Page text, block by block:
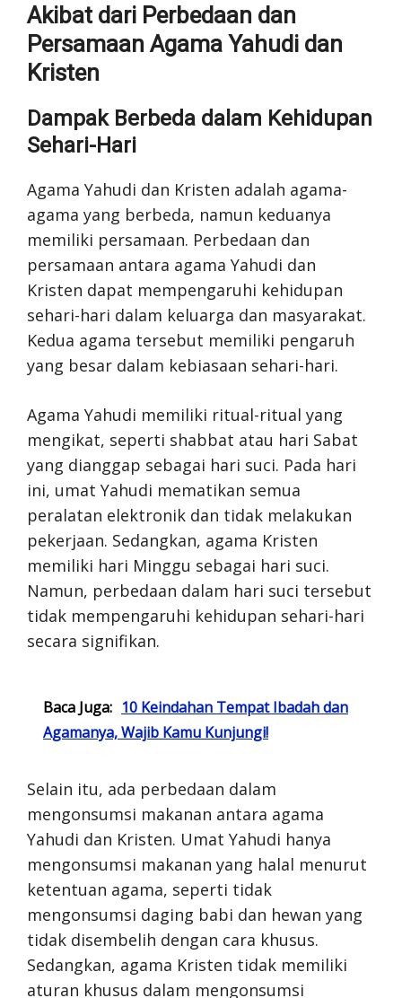
Akibat dari Perbedaan dan
Persamaan Agama Yahudi dan
Kristen
Dampak Berbeda dalam Kehidupan
Sehari-Hari
Agama Yahudi dan Kristen adalah agama-
agama yang berbeda, namun keduanya
memiliki persamaan. Perbedaan dan
persamaan antara agama Yahudi dan
Kristen dapat mempengaruhi kehidupan
sehari-hari dalam keluarga dan masyarakat.
Kedua agama tersebut memiliki pengaruh
yang besar dalam kebiasaan sehari-hari.
Agama Yahudi memiliki ritual-ritual yang
mengikat, seperti shabbat atau hari Sabat
yang dianggap sebagai hari suci. Pada hari
ini, umat Yahudi mematikan semua
peralatan elektronik dan tidak melakukan
pekerjaan. Sedangkan, agama Kristen
memiliki hari Minggu sebagai hari suci.
Namun, perbedaan dalam hari suci tersebut
tidak mempengaruhi kehidupan sehari-hari
secara signifikan.
Baca Juga: 10 Keindahan Tempat Ibadah dan
Agamanya, Wajib Kamu Kunjungi!
Selain itu, ada perbedaan dalam
mengonsumsi makanan antara agama
Yahudi dan Kristen. Umat Yahudi hanya
mengonsumsi makanan yang halal menurut
ketentuan agama, seperti tidak
mengonsumsi daging babi dan hewan yang
tidak disembelih dengan cara khusus.
Sedangkan, agama Kristen tidak memiliki
aturan khusus dalam mengonsumsi